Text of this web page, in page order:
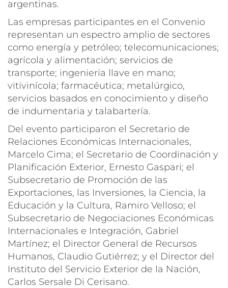
argentinas.
Las empresas participantes en el Convenio
representan un espectro amplio de sectores
como energía y petróleo; telecomunicaciones;
agrícola y alimentación; servicios de
transporte; ingeniería llave en mano;
vitivinícola; farmacéutica; metalúrgico,
servicios basados en conocimiento y diseño
de indumentaria y talabartería.
Del evento participaron el Secretario de
Relaciones Económicas Internacionales,
Marcelo Cima; el Secretario de Coordinación y
Planificación Exterior, Ernesto Gaspari; el
Subsecretario de Promoción de las
Exportaciones, las Inversiones, la Ciencia, la
Educación y la Cultura, Ramiro Velloso; el
Subsecretario de Negociaciones Económicas
Internacionales e Integración, Gabriel
Martínez; el Director General de Recursos
Humanos, Claudio Gutiérrez; y el Director del
Instituto del Servicio Exterior de la Nación,
Carlos Sersale Di Cerisano.